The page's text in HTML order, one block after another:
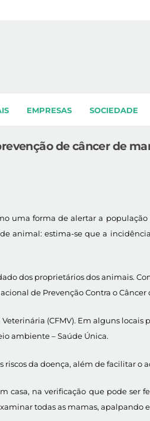
EMPRESAS SOCIEDADE
de câncer de
uma forma de alertar a
animal: estima-se que a
dos proprietários dos animais.
de Prevenção Contra o
(CFMV). Em alguns
ambiente – Saúde Única.
da doença, além de facilitar o
casa, na verificação que pode
todas as mamas,